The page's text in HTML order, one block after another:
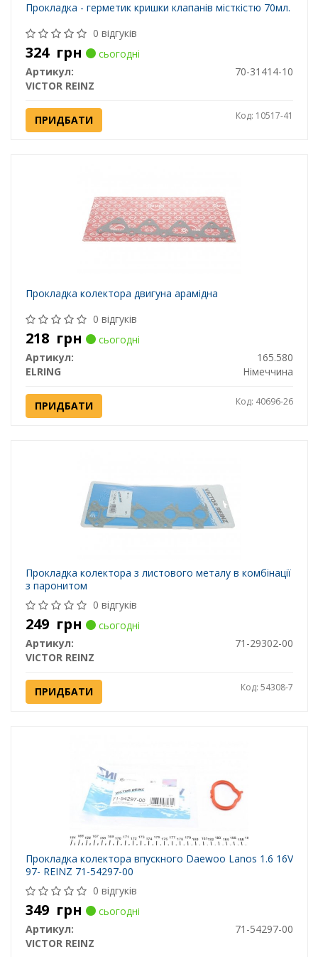
Прокладка - герметик кришки клапанів місткістю 70мл.
0 відгуків
324 грн
сьогодні
Артикул:
70-31414-10
VICTOR REINZ
ПРИДБАТИ Код: 10517-41
Прокладка колектора двигуна арамідна
0 відгуків
218 грн
сьогодні
Артикул:
165.580
ELRING
Німеччина
ПРИДБАТИ Код: 40696-26
Прокладка колектора з листового металу в комбінації
з паронитом
0 відгуків
249 грн
сьогодні
Артикул:
71-29302-00
VICTOR REINZ
ПРИДБАТИ Код: 54308-7
Прокладка колектора впускного Daewoo Lanos 1.6 16V
97- REINZ 71-54297-00
0 відгуків
349 грн
сьогодні
Артикул:
71-54297-00
VICTOR REINZ